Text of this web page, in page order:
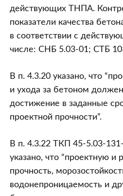
действующих ТНПА.
показатели качества
в соответствии с
числе: СНБ 5.03-01; СТБ
В п. 4.3.20 указано, что
и ухода за бетоном
достижение в заданные
проектной прочности”.
В п. 4.3.22 ТКП 45-5.03-
указано, что “проектную и
прочность,
водонепроницаемость и